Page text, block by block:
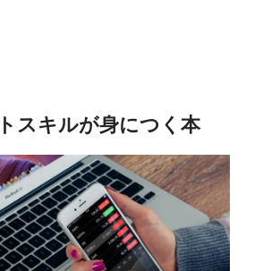
スキルが身につく本